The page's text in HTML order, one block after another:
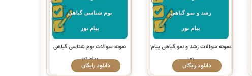
نمونه سوالات رشد و نمو گیاهی پیام
نور
دانلود رایگان
نمونه سوالات بوم شناسی گیاهی
پیام نور
دانلود رایگان